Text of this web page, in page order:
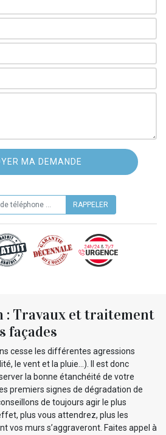
: Travaux et traitement
façades
cesse les différentes agressions
le vent et la pluie…). Il est donc
la bonne étanchéité de votre
premiers signes de dégradation de
de toujours agir le plus
plus vous attendrez, plus les
vos murs s’aggraveront. Faites appel à